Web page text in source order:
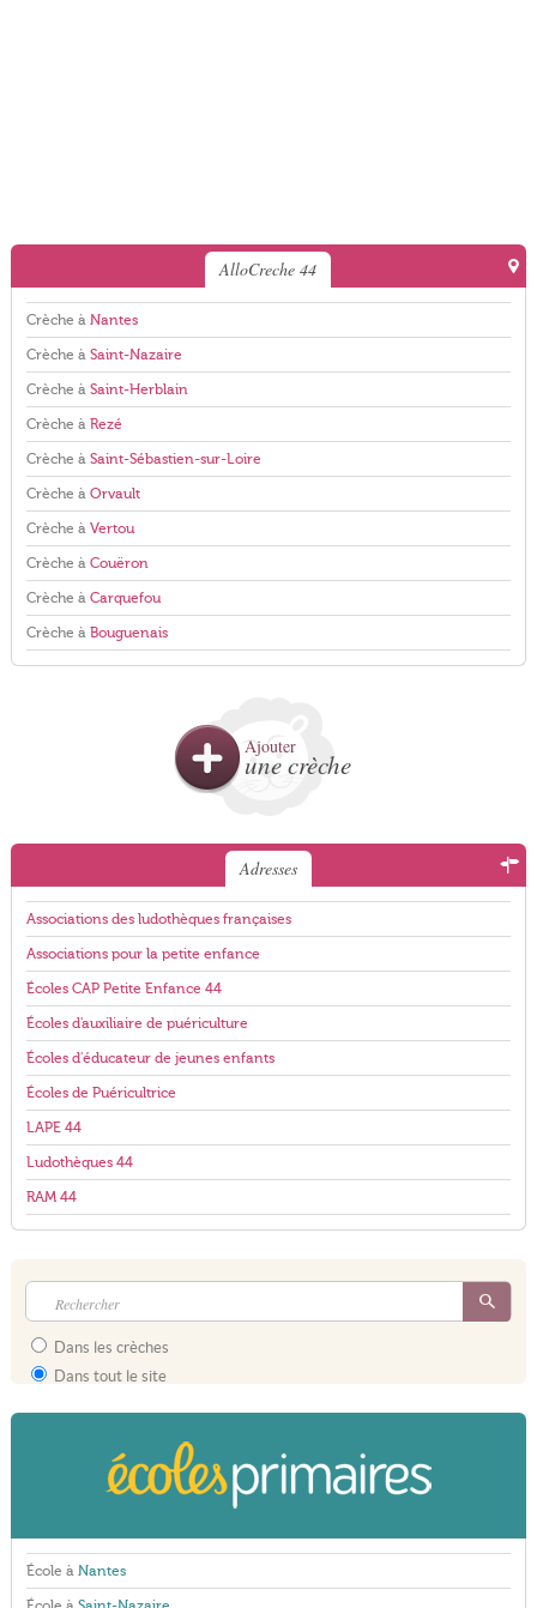
AlloCreche 44
Crèche à Nantes
Crèche à Saint-Nazaire
Crèche à Saint-Herblain
Crèche à Rezé
Crèche à Saint-Sébastien-sur-Loire
Crèche à Orvault
Crèche à Vertou
Crèche à Couëron
Crèche à Carquefou
Crèche à Bouguenais
Ajouter
une crèche
Adresses
Associations des ludothèques françaises
Associations pour la petite enfance
Écoles CAP Petite Enfance 44
Écoles d'auxiliaire de puériculture
Écoles d'éducateur de jeunes enfants
Écoles de Puéricultrice
LAPE 44
Ludothèques 44
RAM 44
Dans les crèches
Dans tout le site
École à Nantes